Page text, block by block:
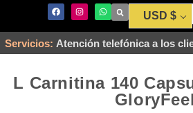
USD $
Servicios: Atención telefónica a los
L Carnitina 140
GloryFeel